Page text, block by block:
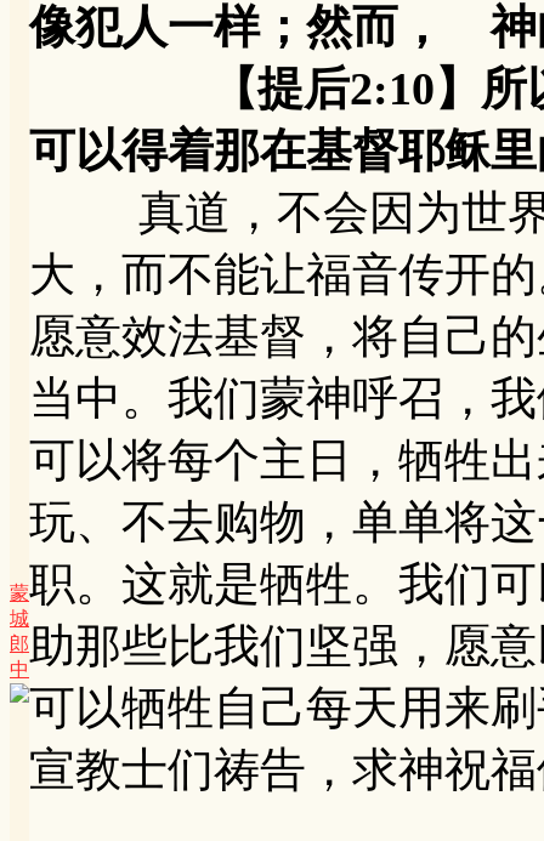
蒙
城
郎
中
像犯人一样；然而， 神
【提后2:10】所以
可以得着那在基督耶稣
真道，不会因为世界
大，而不能让福音传开
愿意效法基督，将自己
当中。我们蒙神呼召，
可以将每个主日，牺牲
玩、不去购物，单单将
职。这就是牺牲。我们
助那些比我们坚强，愿
可以牺牲自己每天用来
宣教士们祷告，求神祝